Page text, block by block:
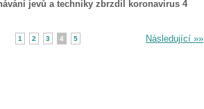
jevů a techniky zbrzdil koronavirus 4
1 2 3 4 5 Následující »»